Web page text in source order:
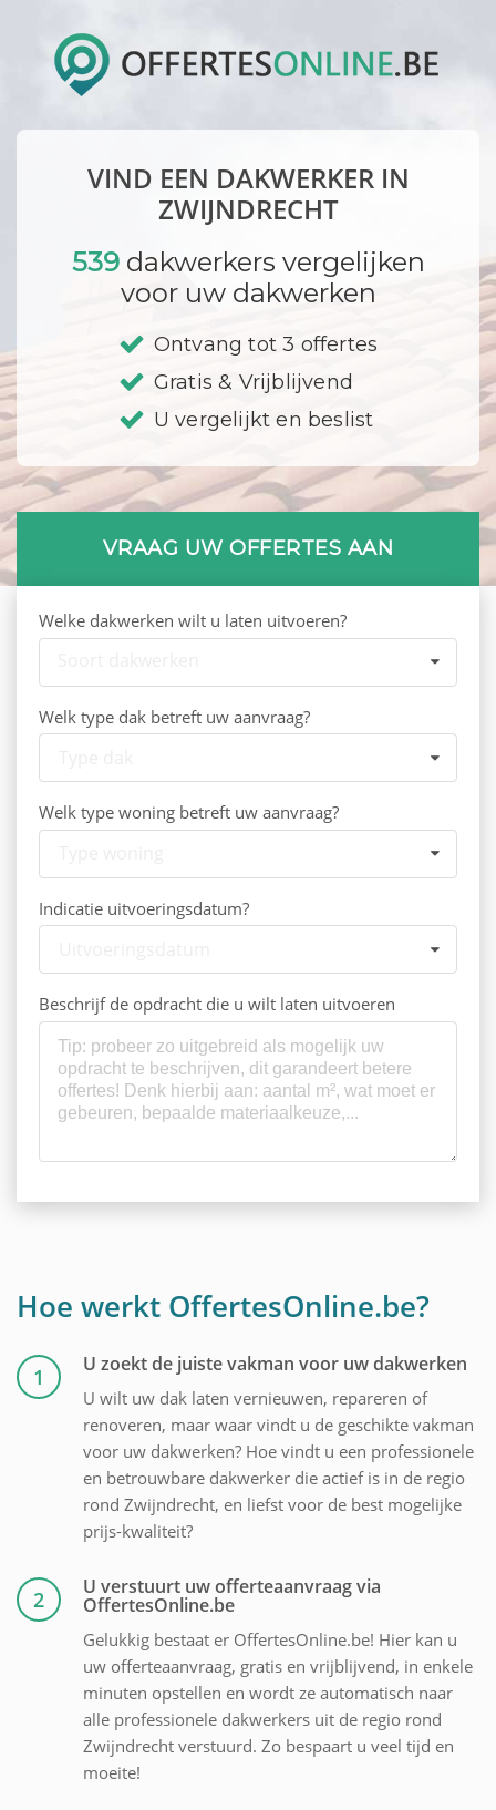
VIND EEN DAKWERKER IN
ZWIJNDRECHT
539dakwerkers vergelijken
voor uw dakwerken
Ontvang tot 3 offertes
Gratis & Vrijblijvend
U vergelijkt en beslist
VRAAG UW OFFERTES AAN
Welke dakwerken wilt u laten uitvoeren?
Welk type dak betreft uw aanvraag?
Welk type woning betreft uw aanvraag?
Indicatie uitvoeringsdatum?
Beschrijf de opdracht die u wilt laten uitvoeren
Hoe werkt OffertesOnline.be?
1 U zoekt de juiste vakman voor uw dakwerken
U wilt uw dak laten vernieuwen, repareren of
renoveren, maar waar vindt u de geschikte vakman
voor uw dakwerken? Hoe vindt u een professionele
en betrouwbare dakwerker die actief is in de regio
rond Zwijndrecht, en liefst voor de best mogelijke
prijs-kwaliteit?
2 U verstuurt uw offerteaanvraag via
OffertesOnline.be
Gelukkig bestaat er OffertesOnline.be! Hier kan u
uw offerteaanvraag, gratis en vrijblijvend, in enkele
minuten opstellen en wordt ze automatisch naar
alle professionele dakwerkers uit de regio rond
Zwijndrecht verstuurd. Zo bespaart u veel tijd en
moeite!